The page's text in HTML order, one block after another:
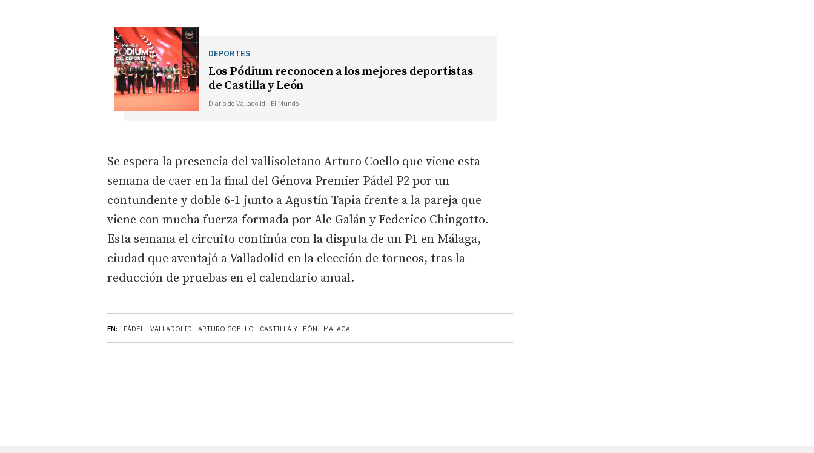
EN: PÁDEL VALLADOLID ARTURO COELLO CASTILLA Y LEÓN MÁLAGA
DEPORTES
Los Pódium reconocen a los mejores deportistas
de Castilla y León
Diario de Valladolid | El Mundo
Se espera la presencia del vallisoletano Arturo Coello que viene esta
semana de caer en la final del Génova Premier Pádel P2 por un
contundente y doble 6-1 junto a Agustín Tapia frente a la pareja que
viene con mucha fuerza formada por Ale Galán y Federico Chingotto.
Esta semana el circuito continúa con la disputa de un P1 en Málaga,
ciudad que aventajó a Valladolid en la elección de torneos, tras la
reducción de pruebas en el calendario anual.